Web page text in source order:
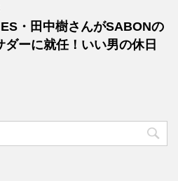
・田中樹さんがSABONの
ダーに就任！いい男の休日